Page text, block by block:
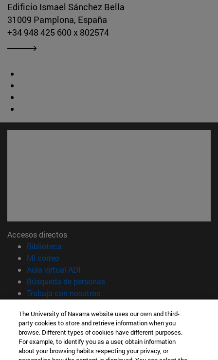
Edificio Ismael Sánchez Bella
31009 Pamplona, España
+34 948 425 600 x 802574
Accesos directos
Biblioteca
Mi correo(abre en nueva ventana)
Aula virtual ADI
Búsqueda de personas(abre en nueva ventana)
Trabaja con nosotros(abre en nueva ventana)
Información
TFNO +34 948 42 56 00
¿QUÉ GRADO TE INTERESA?
¿QUÉ MÁSTER TE INTERESA?
The University of Navarra website uses our own and third-
party cookies to store and retrieve information when you
browse. Different types of cookies have different purposes.
For example, to identify you as a user, obtain information
about your browsing habits respecting your privacy, or